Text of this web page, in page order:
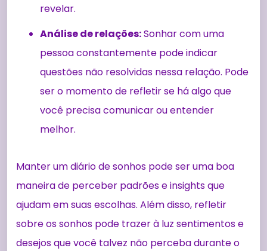
revelar.
Análise de relações:Sonhar com uma
pessoa constantemente pode indicar
questões não resolvidas nessa relação. Pode
ser o momento de refletir se há algo que
você precisa comunicar ou entender
melhor.
Manter um diário de sonhos pode ser uma boa
maneira de perceber padrões e insights que
ajudam em suas escolhas. Além disso, refletir
sobre os sonhos pode trazer à luz sentimentos e
desejos que você talvez não perceba durante o